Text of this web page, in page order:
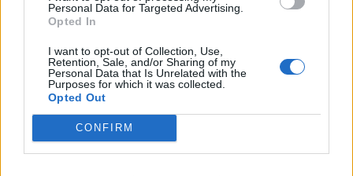
Personal Data for Targeted Advertising.
Opted In
I want to opt-out of Collection, Use,
Retention, Sale, and/or Sharing of my
Personal Data that Is Unrelated with the
Purposes for which it was collected.
Opted Out
CONFIRM
Δεκαπενταύγουστος: “Κλείδωσε” ο καιρός
– Ποιοι θα κάνουν διακοπές με βροχή